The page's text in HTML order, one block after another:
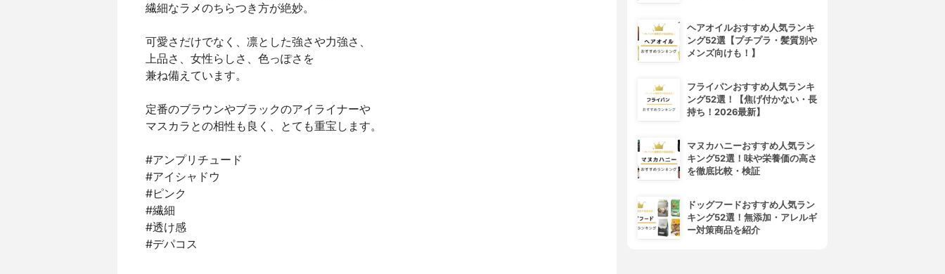
繊細なラメのちらつき方が絶妙。
可愛さだけでなく、凛とした強さや力強さ、
上品さ、女性らしさ、色っぽさを
兼ね備えています。
定番のブラウンやブラックのアイライナーや
マスカラとの相性も良く、とても重宝します。
#アンプリチュード
#アイシャドウ
#ピンク
#繊細
#透け感
#デパコス
ヘアオイルおすすめ人気ランキ
ング52選【プチプラ・髪質別や
メンズ向けも！】
フライパンおすすめ人気ランキ
ング52選！【焦げ付かない・長
持ち！2026最新】
マヌカハニーおすすめ人気ラン
キング52選！味や栄養価の高さ
を徹底比較・検証
ドッグフードおすすめ人気ラン
キング52選！無添加・アレルギ
ー対策商品を紹介